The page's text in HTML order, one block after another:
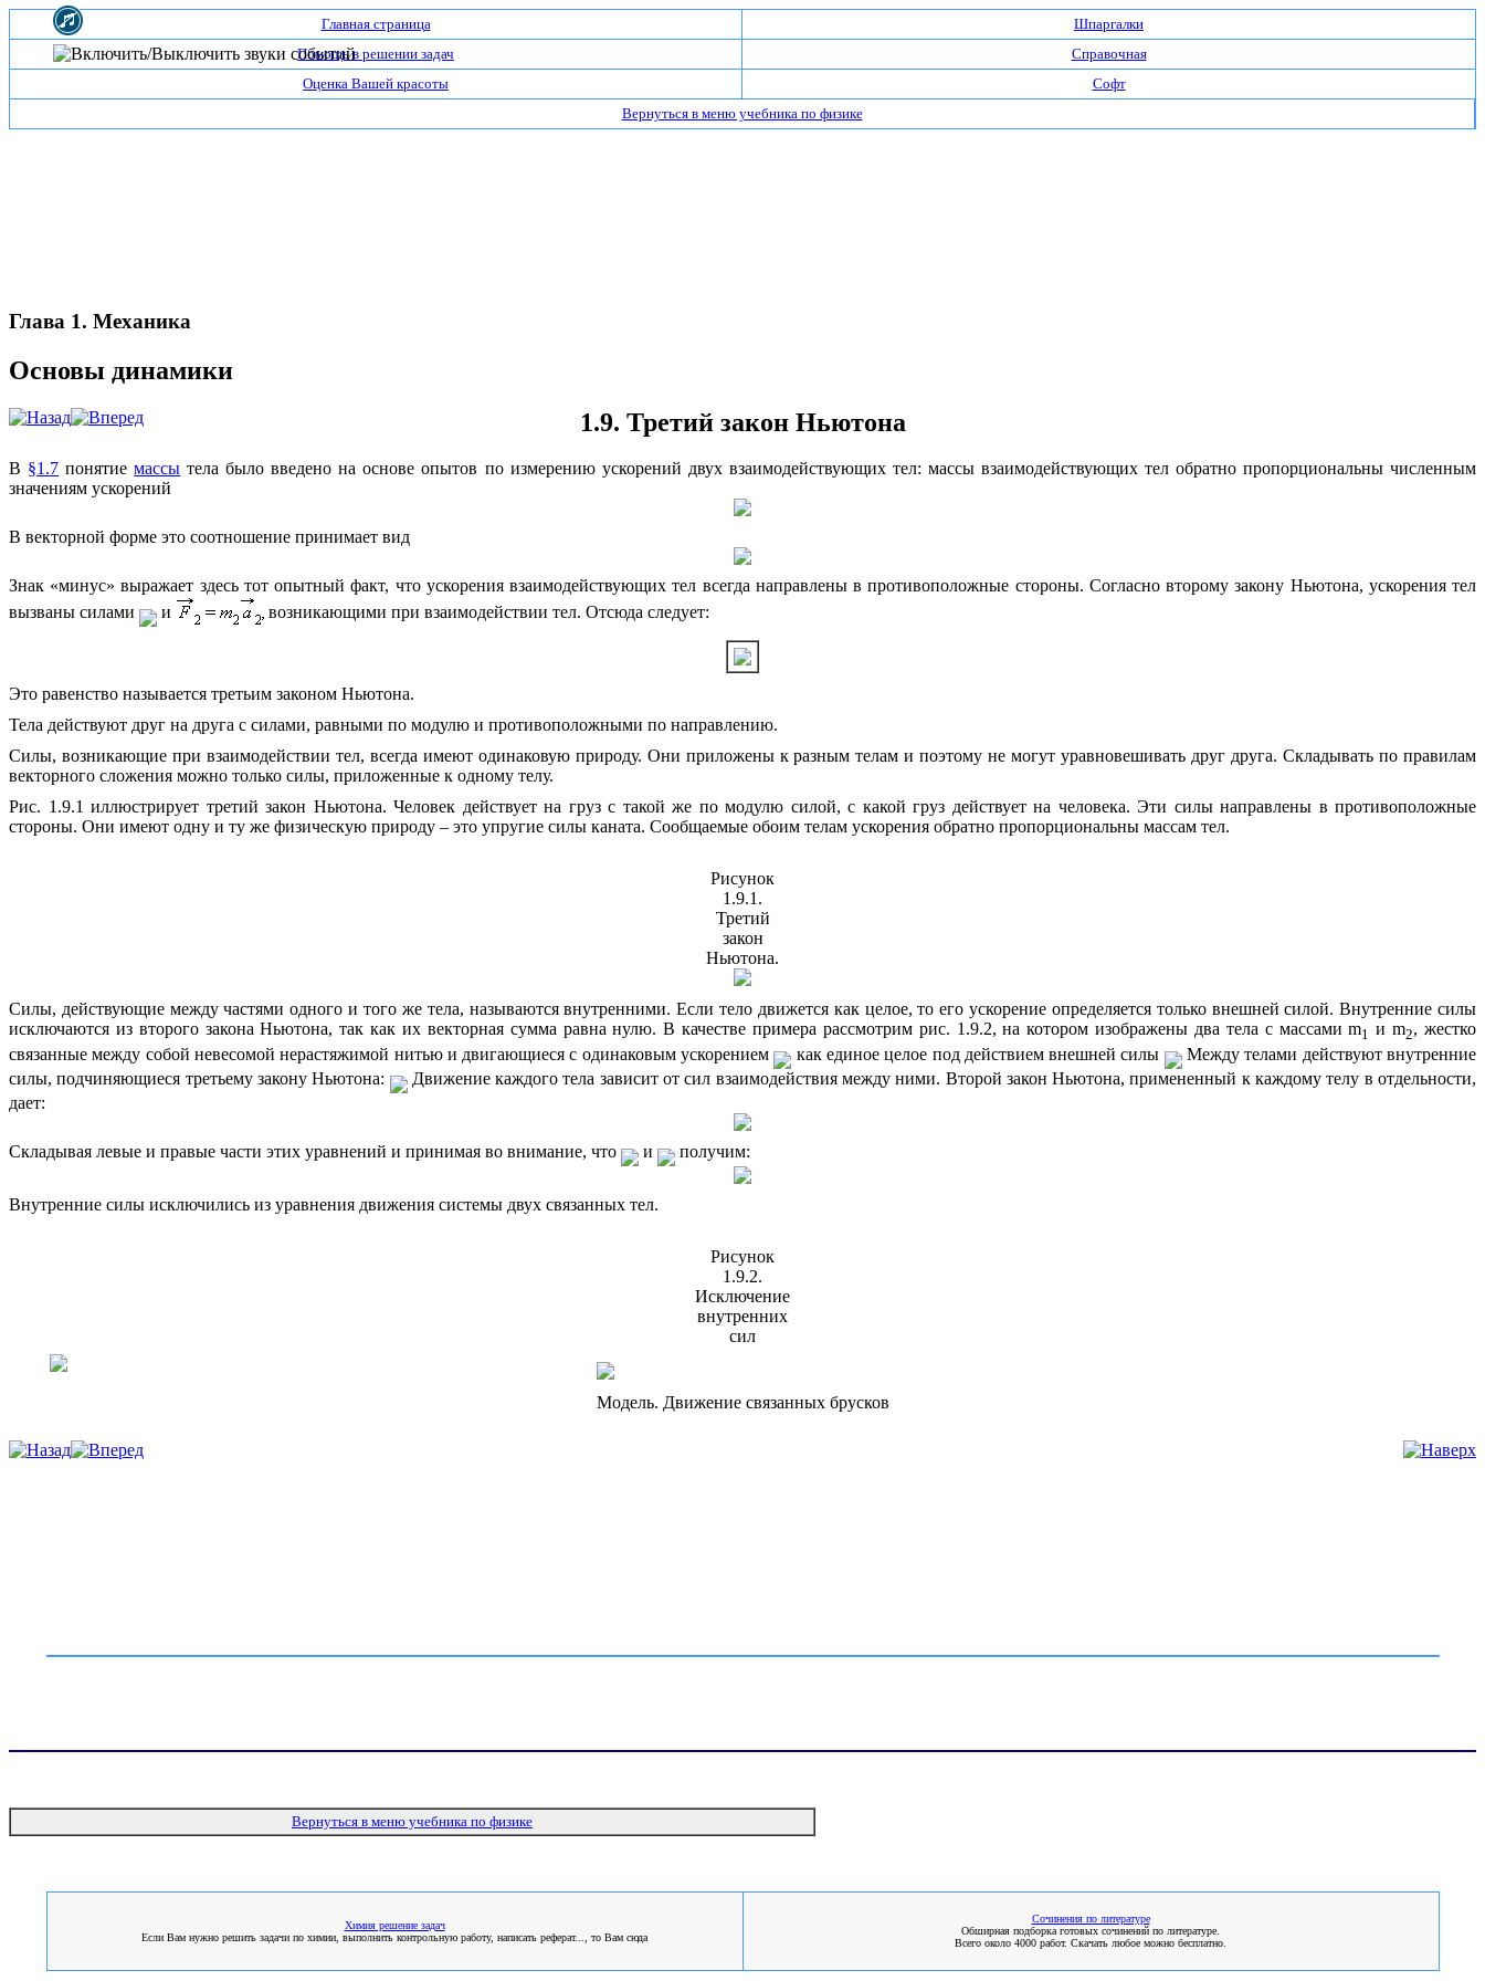
Главная страница
Шпаргалки
Помощь в решении задач
Справочная
Оценка Вашей красоты
Софт
Вернуться в меню учебника по физике
Глава 1. Механика
Основы динамики
1.9. Третий закон Ньютона
В §1.7 понятиемассы тела было введено на основе опытов по измерению ускорений двух взаимодействующих тел: массы взаимодействующих тел обратно пропорциональны численным
значениям ускорений
В векторной форме это соотношение принимает вид
Знак «минус» выражает здесь тот опытный факт, что ускорения взаимодействующих тел всегда направлены в противоположные стороны. Согласно второму закону Ньютона, ускорения тел
вызваны силами
и возникающими при взаимодействии тел. Отсюда следует:
Это равенство называется третьим законом Ньютона.
Тела действуют друг на друга с силами, равными по модулю и противоположными по направлению.
Силы, возникающие при взаимодействии тел, всегда имеют одинаковую природу. Они приложены кразным телам и поэтому не могут уравновешивать друг друга. Складывать по правилам
векторного сложения можно только силы, приложенные к одному телу.
Рис. 1.9.1 иллюстрирует третий закон Ньютона. Человек действует на груз с такой же по модулю силой, с какой груз действует на человека. Эти силы направлены в противоположные
стороны. Они имеют одну и ту же физическую природу – это упругие силы каната. Сообщаемые обоим телам ускорения обратно пропорциональны массам тел.
Рисунок
1.9.1.
Третий
закон
Ньютона.
Силы, действующие между частями одного и того же тела, называютсявнутренними. Если тело движется как целое, то его ускорение определяется только внешней силой. Внутренние силы
исключаются из второго закона Ньютона, так как их векторная сумма равна нулю. В качестве примера рассмотрим рис. 1.9.2, на котором изображены два тела с массамиm1 иm2, жестко
связанные между собой невесомой нерастяжимой нитью и двигающиеся с одинаковым ускорением
как единое целое под действием внешней силы
Между телами действуют внутренние
силы, подчиняющиеся третьему закону Ньютона:
Движение каждого тела зависит от сил взаимодействия между ними. Второй закон Ньютона, примененный к каждому телу в отдельности,
дает:
Складывая левые и правые части этих уравнений и принимая во внимание, что и получим:
Внутренние силы исключились из уравнения движения системы двух связанных тел.
Рисунок
1.9.2.
Исключение
внутренних
сил
Модель. Движение связанных брусков
Вернуться в меню учебника по физике
Химия решение задач
Если Вам нужно решить задачи по химии, выполнить контрольную работу, написать реферат..., то Вам сюда
Сочинения по литературе
Обширная подборка готовых сочинений по литературе.
Всего около 4000 работ. Скачать любое можно бесплатно.